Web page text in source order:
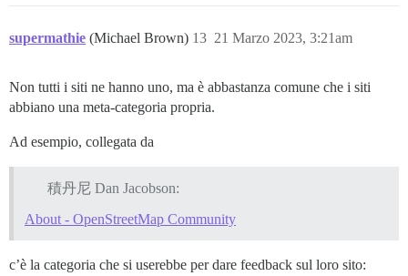
supermathie (Michael Brown) 21 Marzo 2023, 3:21am
13
Non tutti i siti ne hanno uno, ma è abbastanza comune che i siti
abbiano una meta-categoria propria.
Ad esempio, collegata da
積丹尼 Dan Jacobson:
About - OpenStreetMap Community
c’è la categoria che si userebbe per dare feedback sul loro sito: